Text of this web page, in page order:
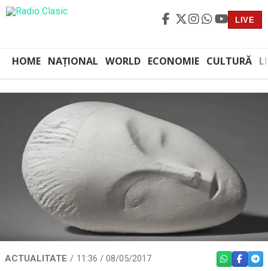
LIVE
HOME NAȚIONAL WORLD ECONOMIE CULTURĂ
ACTUALITATE 11:36 / 08/05/2017 WHATSAPP